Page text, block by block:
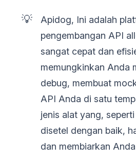
💡
Apidog, Ini adalah
pengembangan API
sangat cepat dan
memungkinkan Anda
debug, membuat
API Anda di satu
jenis alat yang,
disetel dengan baik,
dan membiarkan